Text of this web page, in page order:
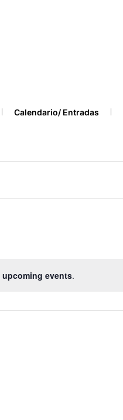
Calendario/ Entradas
upcoming events.